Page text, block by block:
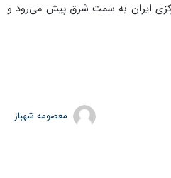
کویر مرکزی ایران به سمت شرق پیش می‌رود و
معصومه شهباز